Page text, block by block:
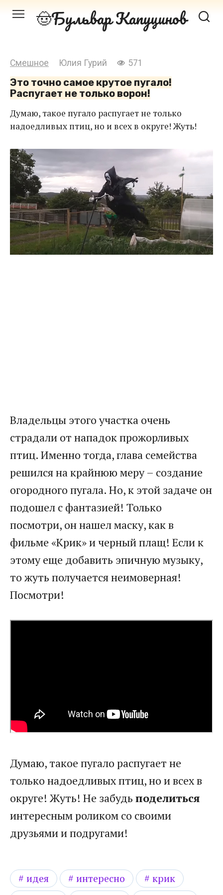
Перейти Бульвар Капуцинов
Смешное Юлия Гурий 571
Это точно самое крутое пугало!
Распугает не только ворон!
Думаю, такое пугало распугает не только
надоедливых птиц, но и всех в округе! Жуть!
Владельцы этого участка очень
страдали от нападок прожорливых
птиц. Именно тогда, глава семейства
решился на крайнюю меру – создание
огородного пугала. Но, к этой задаче он
подошел с фантазией! Только
посмотри, он нашел маску, как в
фильме «Крик» и черный плащ! Если к
этому еще добавить эпичную музыку,
то жуть получается неимоверная!
Посмотри!
Думаю, такое пугало распугает не
только надоедливых птиц, но и всех в
округе! Жуть! Не забудь поделиться
интересным роликом со своими
друзьями и подругами!
идея интересно
крик